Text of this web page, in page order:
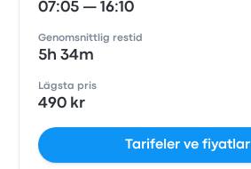
07:05 — 16:10
Genomsnittlig restid
5h 34m
Lägsta pris
490 kr
Tarifeler ve fiyatlar